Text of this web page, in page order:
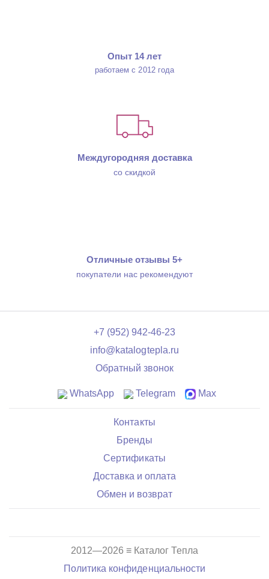
Опыт 14 лет
работаем с 2012 года
Междугородняя доставка
со скидкой
Отличные отзывы 5+
покупатели нас рекомендуют
+7 (952) 942-46-23
info@katalogtepla.ru
Обратный звонок
WhatsApp Telegram Max
Контакты
Бренды
Сертификаты
Доставка и оплата
Обмен и возврат
2012—2026 ≡ Каталог Тепла
Политика конфиденциальности